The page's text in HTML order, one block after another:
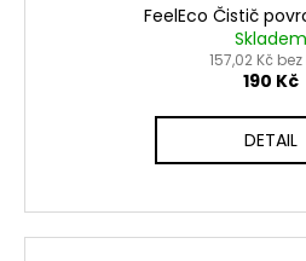
FeelEco Čistič
Skladem
157,02 Kč bez
190 Kč
DETAIL